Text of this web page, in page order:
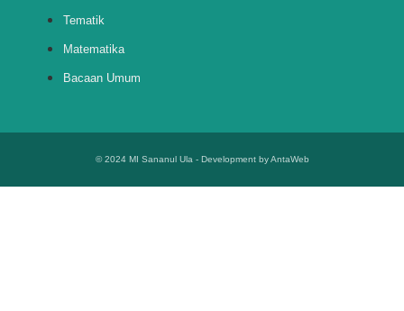
Tematik
Matematika
Bacaan Umum
© 2024 MI Sananul Ula - Development by AntaWeb